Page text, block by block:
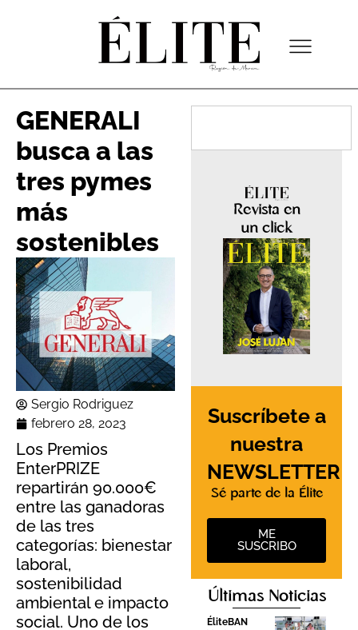
GENERALI
busca a las
tres pymes
más
sostenibles
Sergio Rodriguez
febrero 28, 2023
Los Premios
EnterPRIZE
repartirán 90.000€
entre las ganadoras
de las tres
categorías: bienestar
laboral,
sostenibilidad
ambiental e impacto
social. Uno de los
Revista en
un click
Suscríbete a
nuestra
NEWSLETTER
Sé parte de la Élite
ME
SUSCRIBO
Últimas Noticias
ÉliteBAN